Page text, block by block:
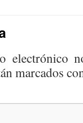
electrónico
marcados